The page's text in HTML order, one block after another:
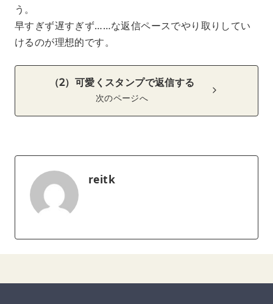
う。
早すぎず遅すぎず……な返信ペースでやり取りしてい
けるのが理想的です。
（2）可愛くスタンプで返信する
次のページへ
reitk